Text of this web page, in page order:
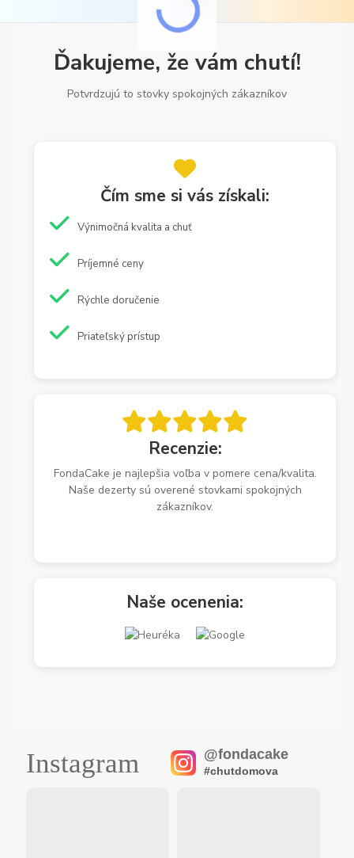
Ďakujeme, že vám chutí!
Potvrdzujú to stovky spokojných zákazníkov
Čím sme si vás získali:
Výnimočná kvalita a chuť
Príjemné ceny
Rýchle doručenie
Priateľský prístup
Recenzie:
FondaCake je najlepšia voľba v pomere cena/kvalita.
Naše dezerty sú overené stovkami spokojných
zákazníkov.
Naše ocenenia:
Instagram @fondacake
#chutdomova